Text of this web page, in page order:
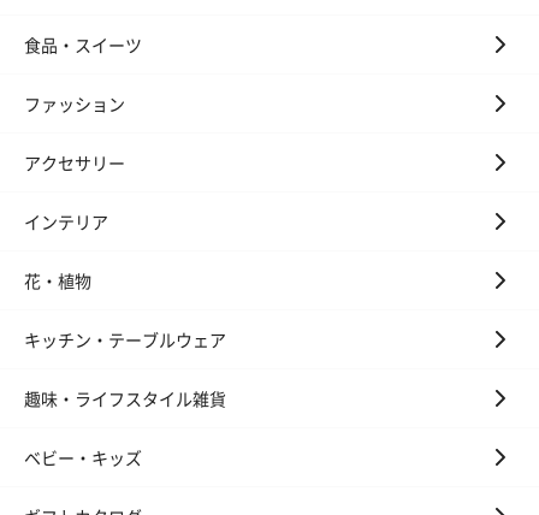
食品・スイーツ
ファッション
アクセサリー
インテリア
花・植物
キッチン・テーブルウェア
趣味・ライフスタイル雑貨
ベビー・キッズ